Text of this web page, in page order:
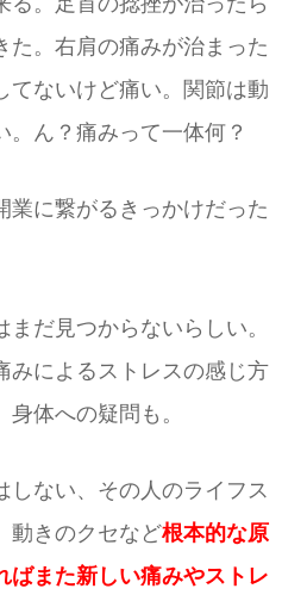
た。右肩の痛みが治まった
てないけど痛い。関節は動
ん？痛みって一体何？
業に繋がるきっかけだった
だ見つからないらしい。
みによるストレスの感じ方
体への疑問も。
しない、その人のライフス
動きのクセなど根本的な原
ばまた新しい痛みやストレ